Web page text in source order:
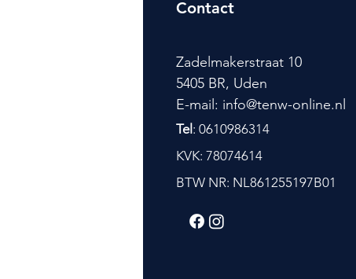
Contact
Zadelmakerstraat 10
5405 BR, Uden
E-mail: info@tenw-online.nl
Tel : 0610986314
KVK: 78074614
BTW NR: NL861255197B01